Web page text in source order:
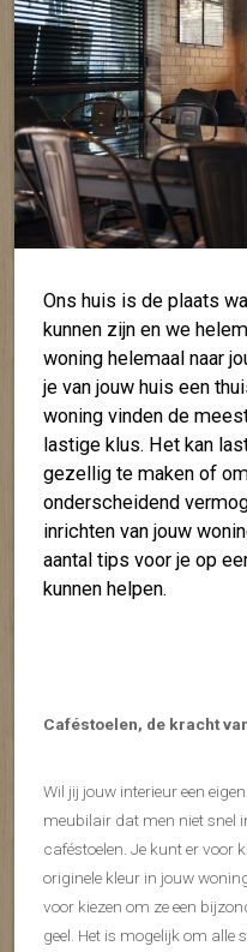
Ons huis is de plaats
kunnen zijn en we
woning helemaal naar
je van jouw huis een
woning vinden de
lastige klus. Het kan
gezellig te maken of
onderscheidend
inrichten van jouw
aantal tips voor je op
kunnen helpen.
Caféstoelen, de kracht
Wil jij jouw interieur een
meubilair dat men niet snel
caféstoelen. Je kunt er voor
originele kleur in jouw
voor kiezen om ze een
geel. Het is mogelijk om alle